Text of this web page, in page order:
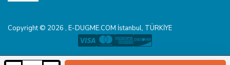
Copyright © 2026 , E-DUGME.COM İstanbul, TÜRKİYE